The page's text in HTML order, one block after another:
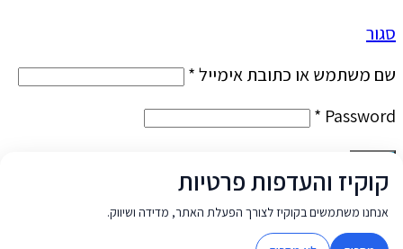
קוקיז והעדפות פרטיות
אנחנו משתמשים בקוקיז לצורך הפעלת האתר, מדידה ושיווק.
סגור
שם משתמש או כתובת אימייל*
Password
*
Lost your password?
Remember me
No account yet? Create an Account